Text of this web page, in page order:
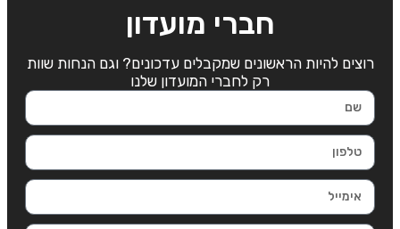
חברי מועדון
רוצים להיות הראשונים שמקבלים עדכונים? וגם הנחות שוות
רק לחברי המועדון שלנו